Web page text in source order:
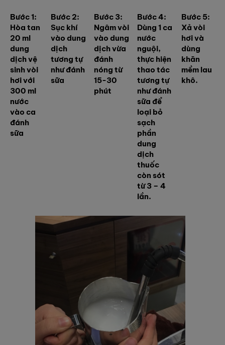
Bước 1:
Hòa tan
20 ml
dung
dịch vệ
sinh vòi
hơi với
300 ml
nước
vào ca
đánh
sữa
Bước 2:
Sục khí
vào dung
dịch
tương tự
như đánh
sữa
Bước 3:
Ngâm vòi
vào dung
dịch vừa
đánh
nóng từ
15-30
phút
Bước 4:
Dùng 1 ca
nước
nguội,
thực hiện
thao tác
tương tự
như đánh
sữa để
loại bỏ
sạch
phần
dung
dịch
thuốc
còn sót
từ 3 – 4
lần.
Bước 5:
Xả vòi
hơi và
dùng
khăn
mềm lau
khô.